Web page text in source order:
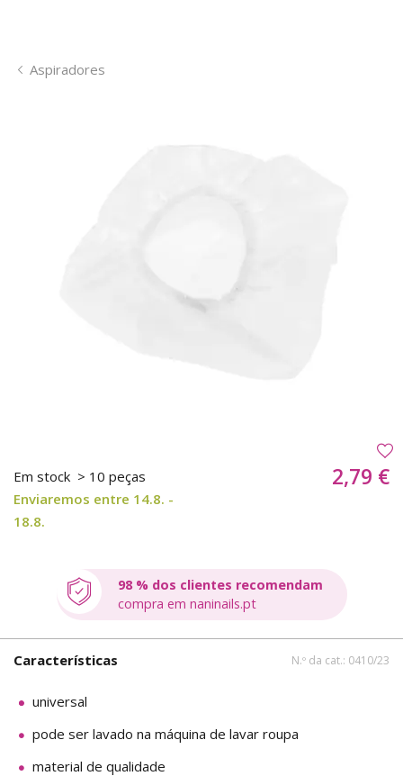
Aspiradores
Em stock > 10 peças
Enviaremos entre 14.8. -
18.8.
2,79 €
98 % dos clientes recomendam
compra em naninails.pt
Características N.º da cat.: 0410/23
universal
pode ser lavado na máquina de lavar roupa
material de qualidade